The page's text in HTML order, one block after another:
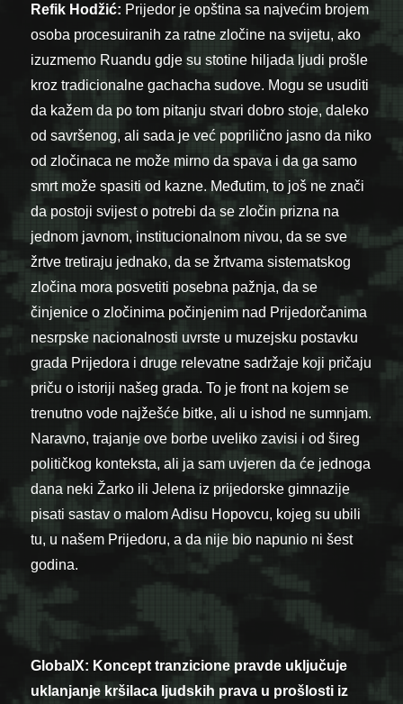
Refik Hodžić: Prijedor je opština sa najvećim brojem
osoba procesuiranih za ratne zločine na svijetu, ako
izuzmemo Ruandu gdje su stotine hiljada ljudi prošle
kroz tradicionalne gachacha sudove. Mogu se usuditi
da kažem da po tom pitanju stvari dobro stoje, daleko
od savršenog, ali sada je već poprilično jasno da niko
od zločinaca ne može mirno da spava i da ga samo
smrt može spasiti od kazne. Međutim, to još ne znači
da postoji svijest o potrebi da se zločin prizna na
jednom javnom, institucionalnom nivou, da se sve
žrtve tretiraju jednako, da se žrtvama sistematskog
zločina mora posvetiti posebna pažnja, da se
činjenice o zločinima počinjenim nad Prijedorčanima
nesrpske nacionalnosti uvrste u muzejsku postavku
grada Prijedora i druge relevatne sadržaje koji pričaju
priču o istoriji našeg grada. To je front na kojem se
trenutno vode najžešće bitke, ali u ishod ne sumnjam.
Naravno, trajanje ove borbe uveliko zavisi i od šireg
političkog konteksta, ali ja sam uvjeren da će jednoga
dana neki Žarko ili Jelena iz prijedorske gimnazije
pisati sastav o malom Adisu Hopovcu, kojeg su ubili
tu, u našem Prijedoru, a da nije bio napunio ni šest
godina.
GlobalX: Koncept tranzicione pravde uključuje
uklanjanje kršilaca ljudskih prava u prošlosti iz